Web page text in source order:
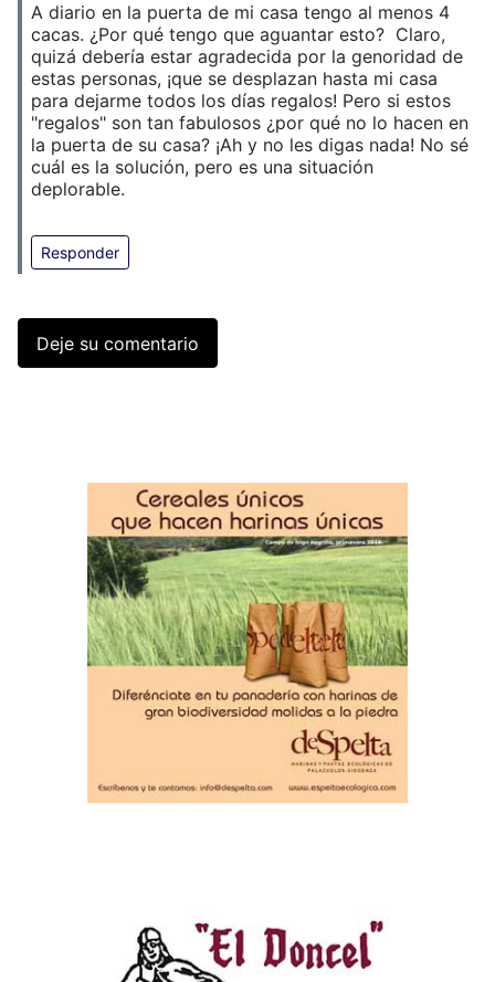
A diario en la puerta de mi casa tengo al menos 4
cacas. ¿Por qué tengo que aguantar esto? Claro,
quizá debería estar agradecida por la genoridad de
estas personas, ¡que se desplazan hasta mi casa
para dejarme todos los días regalos! Pero si estos
"regalos" son tan fabulosos ¿por qué no lo hacen en
la puerta de su casa? ¡Ah y no les digas nada! No sé
cuál es la solución, pero es una situación
deplorable.
Responder
Deje su comentario